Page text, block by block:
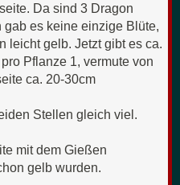
Da sind 3 Dragon
gab es keine einzige Blüte,
leicht gelb. Jetzt gibt es ca.
Pflanze 1, vermute von
ca. 20-30cm
Stellen gleich viel.
mit dem Gießen
gelb wurden.